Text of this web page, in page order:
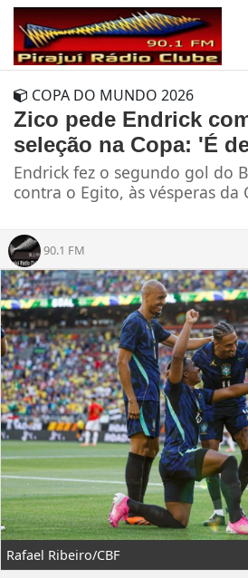
COPA DO MUNDO 2026
Zico pede Endrick
seleção na Copa: 'É
Endrick fez o segundo gol do
contra o Egito, às vésperas da
90.1 FM
Rafael Ribeiro/CBF